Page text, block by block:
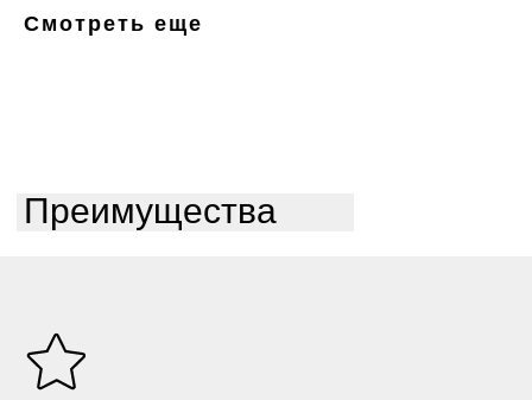
Смотреть еще
Преимущества